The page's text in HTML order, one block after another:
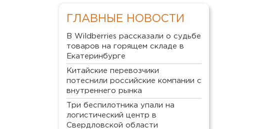
ГЛАВНЫЕ НОВОСТИ
В Wildberries рассказали о судьбе
товаров на горящем складе в
Екатеринбурге
Китайские перевозчики
потеснили российские компании с
внутреннего рынка
Три беспилотника упали на
логистический центр в
Свердловской области